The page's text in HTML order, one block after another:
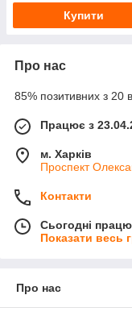
Купити
Про нас
85% позитивних з 20
Працює з
м. Харків
Проспект
Контакти
Сьогодні
Показати весь
Про нас